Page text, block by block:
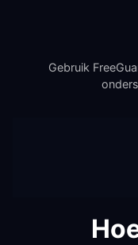
Gebruik